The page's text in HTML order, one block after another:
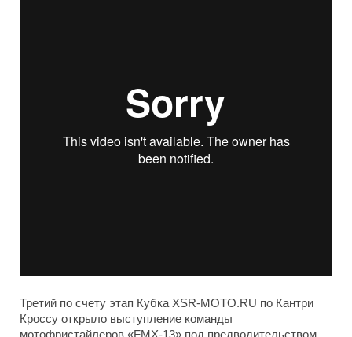
Третий по счету этап Кубка XSR-MOTO.RU по Кантри
Кроссу открыло выступление команды